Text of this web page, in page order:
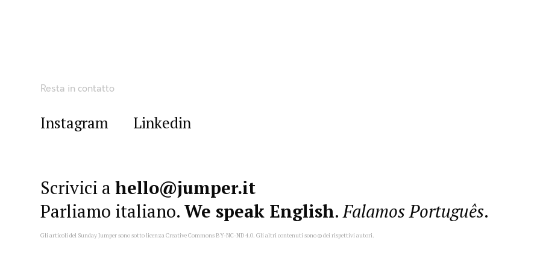
Resta in contatto
Instagram Linkedin
Scrivici ahello@jumper.it
Parliamo italiano.We speak English.Falamos Português.
Gli articoli del Sunday Jumper sono sotto licenza Creative CommonsBY-NC-ND 4.0. Gli altri contenuti sono © dei rispettivi autori.